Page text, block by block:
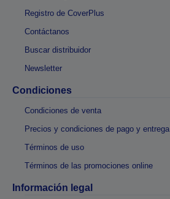
Registro de CoverPlus
Contáctanos
Buscar distribuidor
Newsletter
Condiciones
Condiciones de venta
Precios y condiciones de pago y entrega
Términos de uso
Términos de las promociones online
Información legal